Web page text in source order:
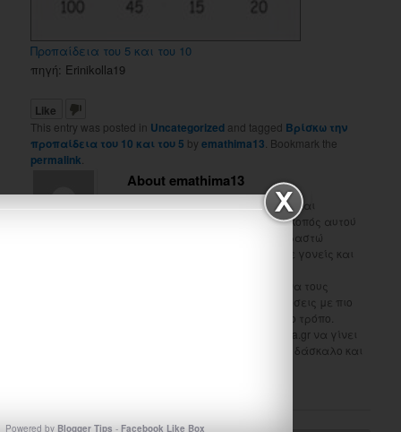
Προπαίδεια του 5 και του 10
πηγή: Erinikolla19
Like
This entry was posted in Uncategorized and tagged Βρίσκω την
προπαίδεια του 10 και του 5 byemathima13 . Bookmark the
permalink
About emathima13
Είμαι δασκάλα ειδικής αγωγής και
κατάγομαι από τα Ιωάννινα. Σκοπός αυτού
του site είναι να μπορώ να μοιραστώ
εκπαιδευτικό υλικό και ιδέες με γονείς και
εκπαιδεύσουμε τα παιδιά και να τους
παρέχουμε δεξιότητες και γνώσεις με πιο
αποτελεσματικό και ευχάριστο τρόπο.
Ελπίζω και εύχομαι το emathima.gr να γίνει
ένα χρήσιμο εργαλείο για τον δάσκαλο και
Powered by Blogger Tips - Facebook Like Box